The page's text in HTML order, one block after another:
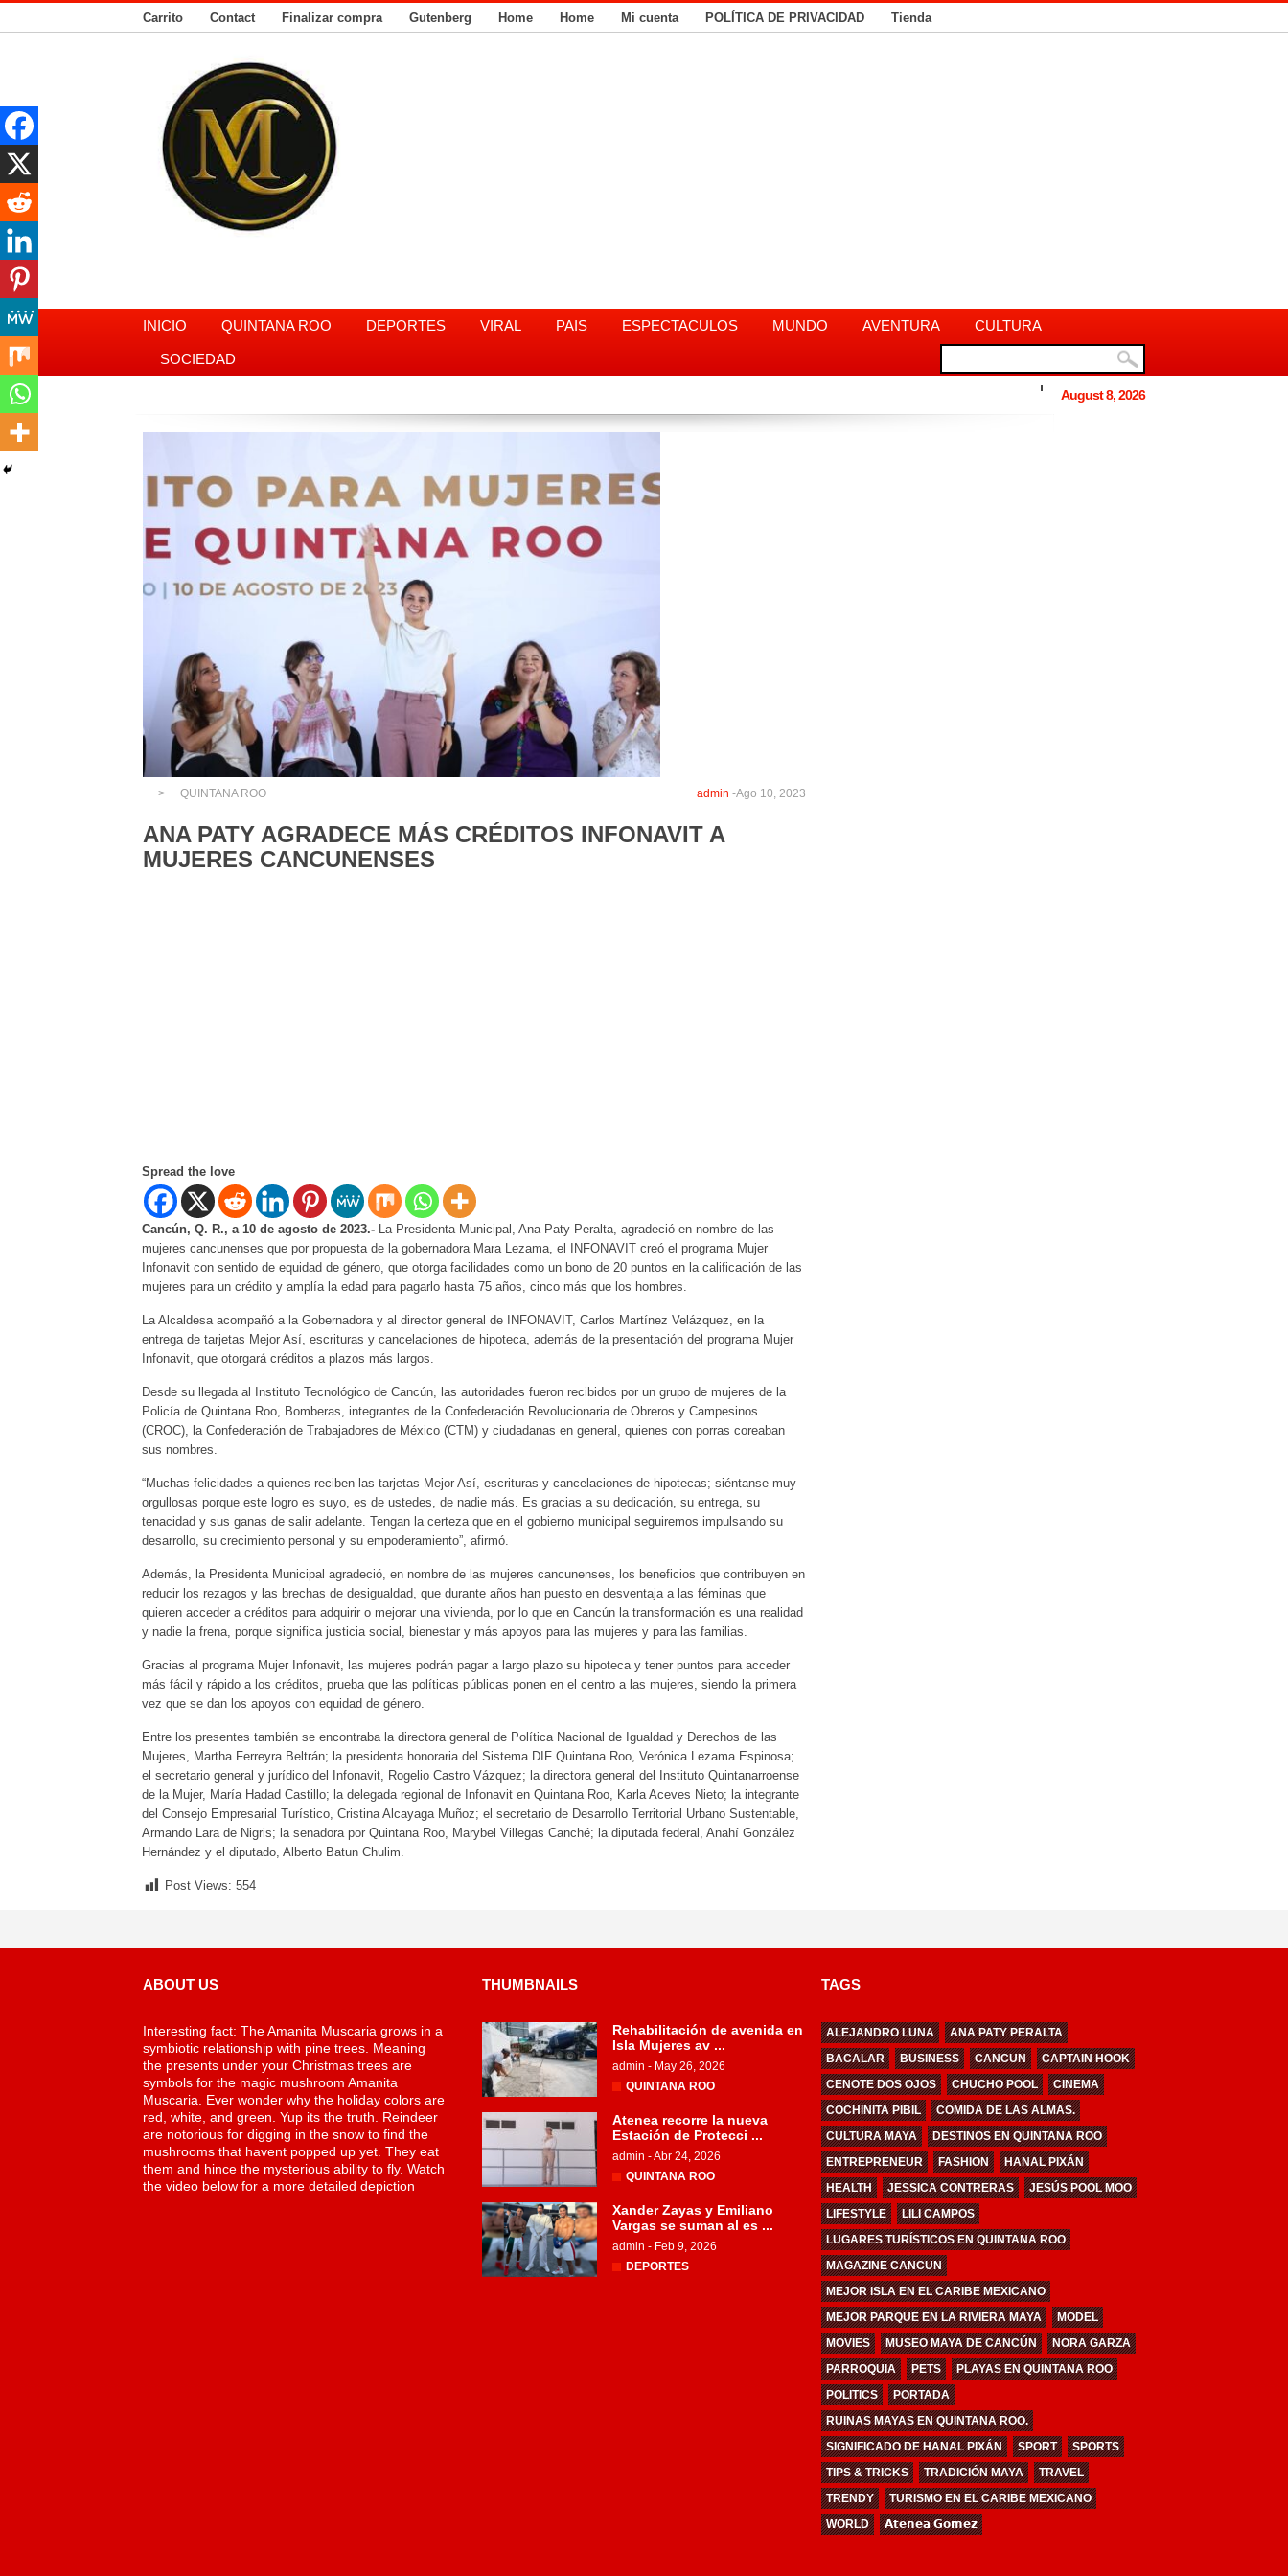
Carrito Contact Finalizar compra Gutenberg Home Home Mi cuenta POLÍTICA DE PRIVACIDAD Tienda
INICIO QUINTANA ROO DEPORTES VIRAL PAIS ESPECTACULOS MUNDO AVENTURA CULTURA
SOCIEDAD
August 8, 2026
QUINTANA ROO Ago 10, 2023
admin -
ANA PATY AGRADECE MÁS CRÉDITOS INFONAVIT A
MUJERES CANCUNENSES
Spread the love
Cancún, Q. R., a 10 de agosto de 2023.- La Presidenta Municipal, Ana Paty Peralta, agradeció en nombre de las
mujeres cancunenses que por propuesta de la gobernadora Mara Lezama, el INFONAVIT creó el programa Mujer
Infonavit con sentido de equidad de género, que otorga facilidades como un bono de 20 puntos en la calificación de las
mujeres para un crédito y amplía la edad para pagarlo hasta 75 años, cinco más que los hombres.
La Alcaldesa acompañó a la Gobernadora y al director general de INFONAVIT, Carlos Martínez Velázquez, en la
entrega de tarjetas Mejor Así, escrituras y cancelaciones de hipoteca, además de la presentación del programa Mujer
Infonavit, que otorgará créditos a plazos más largos.
Desde su llegada al Instituto Tecnológico de Cancún, las autoridades fueron recibidos por un grupo de mujeres de la
Policía de Quintana Roo, Bomberas, integrantes de la Confederación Revolucionaria de Obreros y Campesinos
(CROC), la Confederación de Trabajadores de México (CTM) y ciudadanas en general, quienes con porras coreaban
sus nombres.
“Muchas felicidades a quienes reciben las tarjetas Mejor Así, escrituras y cancelaciones de hipotecas; siéntanse muy
orgullosas porque este logro es suyo, es de ustedes, de nadie más. Es gracias a su dedicación, su entrega, su
tenacidad y sus ganas de salir adelante. Tengan la certeza que en el gobierno municipal seguiremos impulsando su
desarrollo, su crecimiento personal y su empoderamiento”, afirmó.
Además, la Presidenta Municipal agradeció, en nombre de las mujeres cancunenses, los beneficios que contribuyen en
reducir los rezagos y las brechas de desigualdad, que durante años han puesto en desventaja a las féminas que
quieren acceder a créditos para adquirir o mejorar una vivienda, por lo que en Cancún la transformación es una realidad
y nadie la frena, porque significa justicia social, bienestar y más apoyos para las mujeres y para las familias.
Gracias al programa Mujer Infonavit, las mujeres podrán pagar a largo plazo su hipoteca y tener puntos para acceder
más fácil y rápido a los créditos, prueba que las políticas públicas ponen en el centro a las mujeres, siendo la primera
vez que se dan los apoyos con equidad de género.
Entre los presentes también se encontraba la directora general de Política Nacional de Igualdad y Derechos de las
Mujeres, Martha Ferreyra Beltrán; la presidenta honoraria del Sistema DIF Quintana Roo, Verónica Lezama Espinosa;
el secretario general y jurídico del Infonavit, Rogelio Castro Vázquez; la directora general del Instituto Quintanarroense
de la Mujer, María Hadad Castillo; la delegada regional de Infonavit en Quintana Roo, Karla Aceves Nieto; la integrante
del Consejo Empresarial Turístico, Cristina Alcayaga Muñoz; el secretario de Desarrollo Territorial Urbano Sustentable,
Armando Lara de Nigris; la senadora por Quintana Roo, Marybel Villegas Canché; la diputada federal, Anahí González
Hernández y el diputado, Alberto Batun Chulim.
Post Views: 554
ABOUT US
Interesting fact: The Amanita Muscaria grows in a
symbiotic relationship with pine trees. Meaning
the presents under your Christmas trees are
symbols for the magic mushroom Amanita
Muscaria. Ever wonder why the holiday colors are
red, white, and green. Yup its the truth. Reindeer
are notorious for digging in the snow to find the
mushrooms that havent popped up yet. They eat
them and hince the mysterious ability to fly. Watch
the video below for a more detailed depiction
THUMBNAILS
Rehabilitación de avenida en
Isla Mujeres av ...
admin - May 26, 2026
QUINTANA ROO
Atenea recorre la nueva
Estación de Protecci ...
admin -Abr 24, 2026
QUINTANA ROO
Xander Zayas y Emiliano
Vargas se suman al es ...
admin - Feb 9, 2026
DEPORTES
TAGS
ALEJANDRO LUNA
ANA PATY PERALTA
BACALAR
BUSINESS CANCUN
CAPTAIN HOOK
CENOTE DOS OJOS
CHUCHO POOL
CINEMA
COCHINITA PIBIL
COMIDA DE LAS ALMAS.
CULTURA MAYA
DESTINOS EN QUINTANA ROO
ENTREPRENEUR
FASHION
HANAL PIXÁN
HEALTH
JESSICA CONTRERAS
JESÚS POOL MOO
LIFESTYLE
LILI CAMPOS
LUGARES TURÍSTICOS EN QUINTANA ROO
MAGAZINE CANCUN
MEJOR ISLA EN EL CARIBE MEXICANO
MEJOR PARQUE EN LA RIVIERA MAYA
MODEL
MOVIES
MUSEO MAYA DE CANCÚN
NORA GARZA
PARROQUIA
PETS
PLAYAS EN QUINTANA ROO
POLITICS
PORTADA
RUINAS MAYAS EN QUINTANA ROO.
SIGNIFICADO DE HANAL PIXÁN
SPORT
SPORTS
TIPS & TRICKS
TRADICIÓN MAYA
TRAVEL
TRENDY
TURISMO EN EL CARIBE MEXICANO
WORLD
𝗔𝘁𝗲𝗻𝗲𝗮 𝗚𝗼𝗺𝗲𝘇